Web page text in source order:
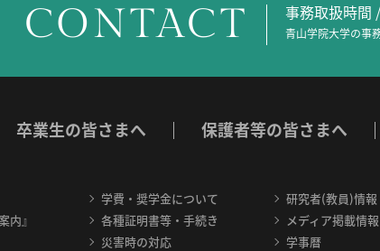
CONTACT 事務取扱時間
青山学院大学の事
卒業生の皆さまへ 保護者等の皆さまへ
内』
学費・奨学金について
各種証明書等・手続き
災害時の対応
研究者(教員)情報
メディア掲載情報
学事暦